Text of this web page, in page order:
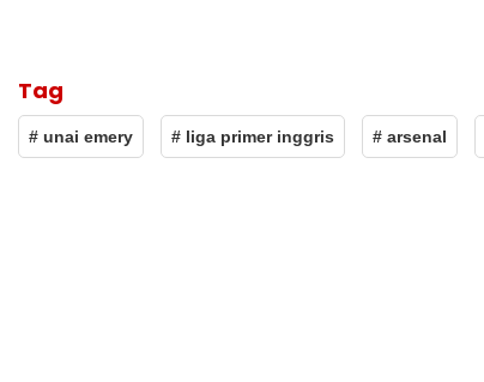
Tag
# unai emery # liga primer inggris # arsenal